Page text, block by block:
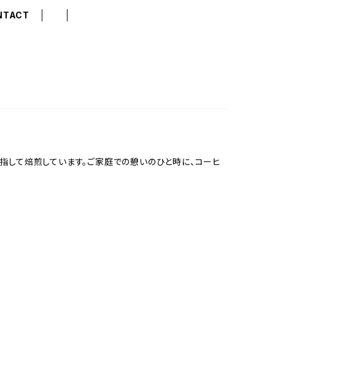
て焙煎しています。ご家庭での憩いのひと時に、コーヒ